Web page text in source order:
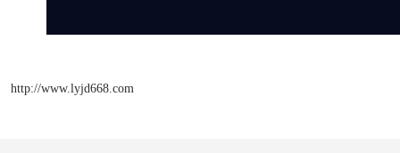
http://www.lyjd668.com